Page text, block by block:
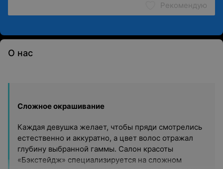
Рекомендую
О нас
Сложное окрашивание
Каждая девушка желает, чтобы пряди смотрелись
естественно и аккуратно, а цвет волос отражал
глубину выбранной гаммы. Салон красоты
«Бэкстейдж» специализируется на сложном